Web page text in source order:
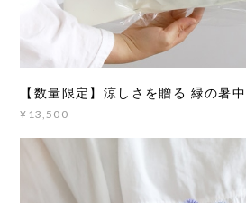
【数量限定】涼しさを贈る 緑の暑
¥13,500